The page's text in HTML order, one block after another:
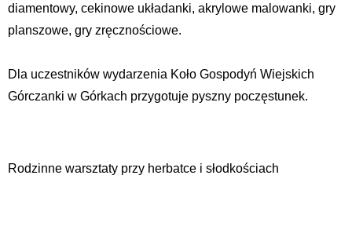
diamentowy, cekinowe układanki, akrylowe malowanki, gry
planszowe, gry zręcznościowe.
Dla uczestników wydarzenia Koło Gospodyń Wiejskich
Górczanki w Górkach przygotuje pyszny poczęstunek.
Rodzinne warsztaty przy herbatce i słodkościach